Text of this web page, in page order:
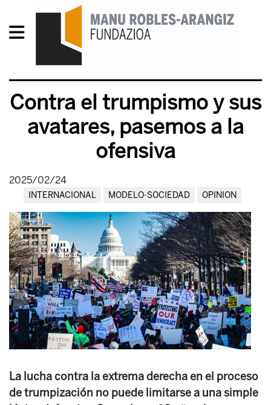
Contra el trumpismo y sus
avatares, pasemos a la
ofensiva
2025/02/24
INTERNACIONAL MODELO-SOCIEDAD OPINION
La lucha contra la extrema derecha en el proceso
de trumpización no puede limitarse a una simple